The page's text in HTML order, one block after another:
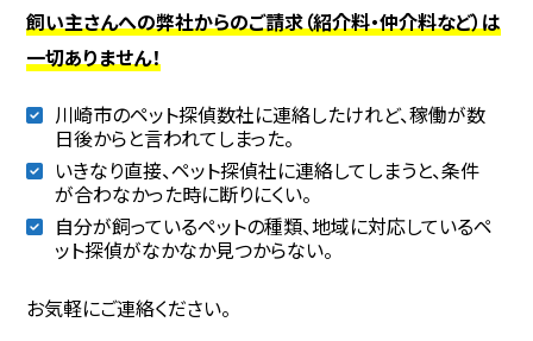
飼い主さんへの弊社からのご請求（紹介料・仲介料など）は
一切ありません！
川崎市のペット探偵数社に連絡したけれど、稼働が数
日後からと言われてしまった。
いきなり直接、ペット探偵社に連絡してしまうと、条件
が合わなかった時に断りにくい。
自分が飼っているペットの種類、地域に対応しているペ
ット探偵がなかなか見つからない。
お気軽にご連絡ください。